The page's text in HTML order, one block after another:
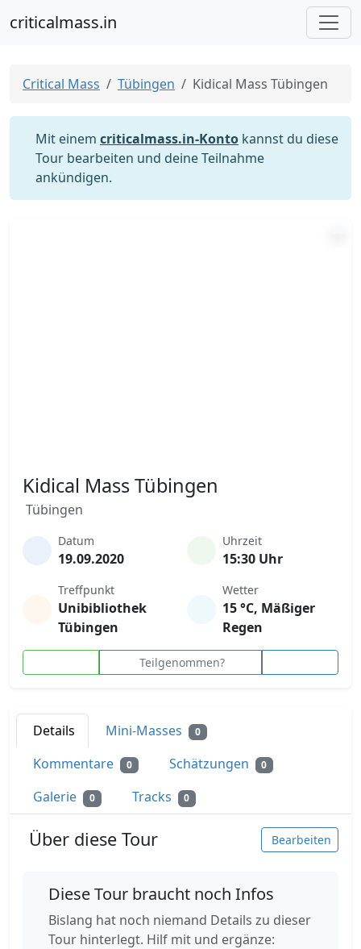
criticalmass.in
Critical Mass Tübingen Kidical Mass Tübingen
Mit einem criticalmass.in-Konto kannst du diese
Tour bearbeiten und deine Teilnahme
ankündigen.
Kidical Mass Tübingen
Tübingen
Datum
19.09.2020
Uhrzeit
15:30 Uhr
Treffpunkt
Unibibliothek
Tübingen
Wetter
15 °C, Mäßiger
Regen
Teilgenommen?
Details Mini-Masses 0
Kommentare 0 Schätzungen 0
Galerie 0 Tracks 0
Über diese Tour Bearbeiten
Diese Tour braucht noch Infos
Bislang hat noch niemand Details zu dieser
Tour hinterlegt. Hilf mit und ergänze: